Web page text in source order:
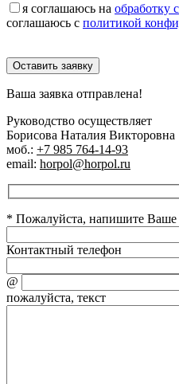
я соглашаюсь на обработку
соглашаюсь с политикой
Оставить заявку
Ваша заявка отправлена!
Руководство осуществляет
Борисова Наталия Викторовна
моб.: +7 985 764-14-93
email: horpol@horpol.ru
* Пожалуйста, напишите Ваше
Контактный телефон
@
пожалуйста, текст